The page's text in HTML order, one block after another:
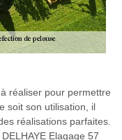
réaliser pour permettre
soit son utilisation, il
réalisations parfaites.
Elagage 57